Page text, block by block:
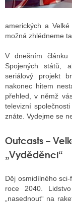
TELEVIZE
VYSÍLAČE
INTERNET
RÁDIA
STRÁNKY RÁDIÍ
STRÁNKY TV
TISK
amerických a
možná zhlédneme
V dnešním
Spojených států,
seriálový projekt
nakonec hitem
přehled, v němž
televizní
znáte. Vydejme se
Outcasts –
„Vyděděnci“
Děj osmidílného
roce 2040.
„nasednout“ na